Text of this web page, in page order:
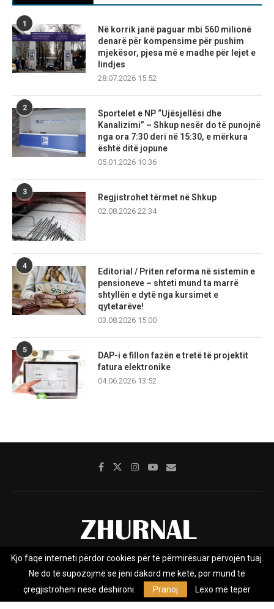
1
Në korrik janë paguar mbi 560 milionë
denarë për kompensime për pushim
mjekësor, pjesa më e madhe për lejet e
lindjes
28.07.2026 15:52
2
Sportelet e NP “Ujësjellësi dhe
Kanalizimi” – Shkup nesër do të punojnë
nga ora 7:30 deri në 15:30, e mërkura
është ditë jopune
05.01.2026 10:36
3
Regjistrohet tërmet në Shkup
02.08.2026 22:34
4
Editorial / Priten reforma në sistemin e
pensioneve – shteti mund ta marrë
shtyllën e dytë nga kursimet e
qytetarëve!
03.08.2026 15:00
5
DAP-i e fillon fazën e tretë të projektit
fatura elektronike
04.06.2026 13:52
Rreth nesh Impresumi Marketing
Privacy Policy
Zhurnal.mk është Agjenci e Lajmeve e pavarur, e themeluar në vitin
Kjo faqe interneti përdor cookies për të përmirësuar përvojën tuaj.
Ne do të supozojmë se jeni dakord me këtë, por mund të
çregjistroheni nëse dëshironi.
Pranoj Lexo më tepër